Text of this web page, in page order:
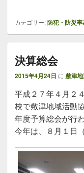
カテゴリー:防犯・防災事
決算総会
2015年4月24日 に 敷津
平成２７年４月２
校で敷津地域活動
年度予算総会が行
今年は、８月１日